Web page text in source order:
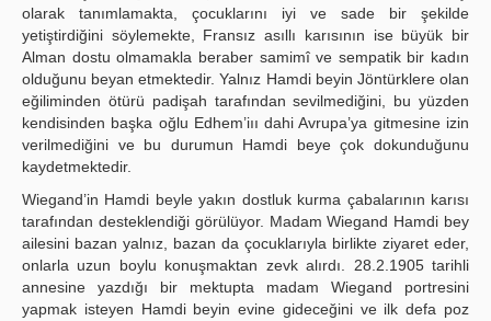
olarak tanımlamakta, çocuklarını iyi ve sade bir şekilde
yetiştirdiğini söylemekte, Fransız asıllı karısının ise büyük bir
Alman dostu olmamakla beraber samimî ve sempatik bir kadın
olduğunu beyan etmektedir. Yalnız Hamdi beyin Jöntürklere olan
eğiliminden ötürü padişah tarafından sevilmediğini, bu yüzden
kendisinden başka oğlu Edhem’iıı dahi Avrupa’ya gitmesine izin
verilmediğini ve bu durumun Hamdi beye çok dokunduğunu
kaydetmektedir.
Wiegand’in Hamdi beyle yakın dostluk kurma çabalarının karısı
tarafından desteklendiği görülüyor. Madam Wiegand Hamdi bey
ailesini bazan yalnız, bazan da çocuklarıyla birlikte ziyaret eder,
onlarla uzun boylu konuşmaktan zevk alırdı. 28.2.1905 tarihli
annesine yazdığı bir mektupta madam Wiegand portresini
yapmak isteyen Hamdi beyin evine gideceğini ve ilk defa poz